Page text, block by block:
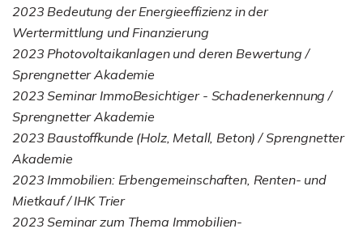
2023 Bedeutung der Energieeffizienz in der
Wertermittlung und Finanzierung
2023 Photovoltaikanlagen und deren Bewertung /
Sprengnetter Akademie
2023 Seminar ImmoBesichtiger - Schadenerkennung /
Sprengnetter Akademie
2023 Baustoffkunde (Holz, Metall, Beton) / Sprengnetter
Akademie
2023 Immobilien: Erbengemeinschaften, Renten- und
Mietkauf / IHK Trier
2023 Seminar zum Thema Immobilien-